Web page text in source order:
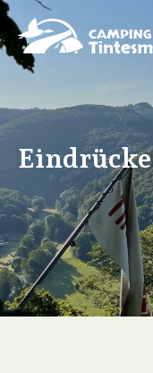
Eindrücke